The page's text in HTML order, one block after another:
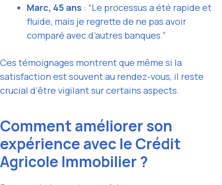
Marc, 45 ans : “Le processus a été rapide et
fluide, mais je regrette de ne pas avoir
comparé avec d’autres banques.”
Ces témoignages montrent que même si la
satisfaction est souvent au rendez-vous, il reste
crucial d’être vigilant sur certains aspects.
Comment améliorer son
expérience avec le Crédit
Agricole Immobilier ?